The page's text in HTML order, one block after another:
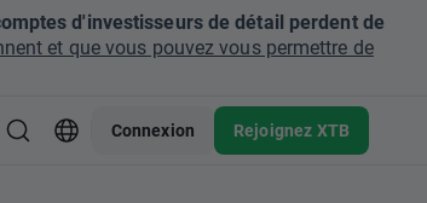
d'investisseurs de détail perdent de
et que vous pouvez vous permettre de
Connexion Rejoignez XTB